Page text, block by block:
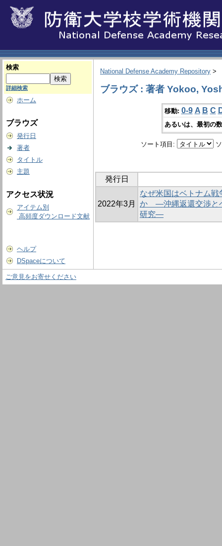
検索
詳細検索
ホーム
ブラウズ
発行日
著者
タイトル
主題
アクセス状況
アイテム別
高頻度ダウンロード文献
ヘルプ
DSpaceについて
National Defense Academy Repository >
ブラウズ : 著者 Yokoo,
移動: 0-9 A B C
あるいは、最初の
ソート項目:
発行日
2022年3月
なぜ米国はベトナム
か ―沖縄返還交渉と
研究―
ご意見をお寄せください